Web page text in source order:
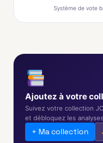
Système de vote
Ajoutez à votre
Suivez votre collection
et débloquez les
+ Ma collection